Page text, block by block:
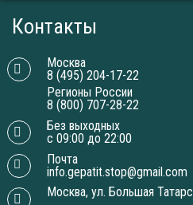
Контакты
Москва
8 (495) 204-17-22
Регионы России
8 (800) 707-28-22
Без выходных
с 09:00 до 22:00
Почта
info.gepatit.stop@gmail.com
Москва, ул. Большая